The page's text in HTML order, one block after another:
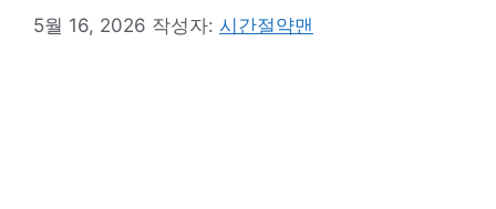
5월 16, 2026 작성자: 시간절약맨